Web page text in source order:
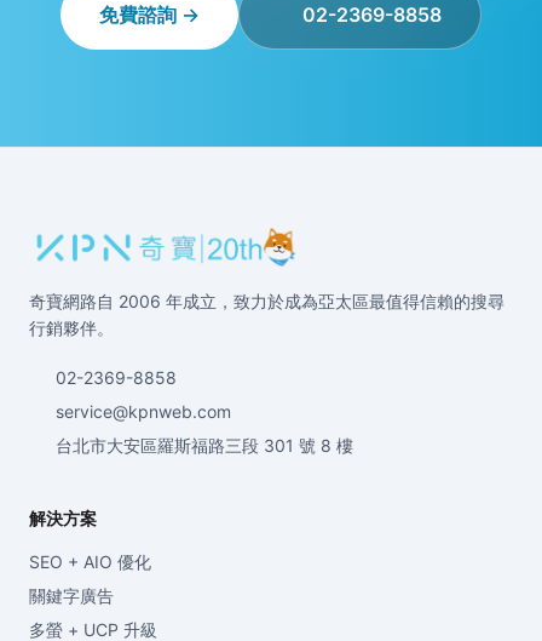
免費諮詢 → 02-2369-8858
奇寶網路自 2006 年成立，致力於成為亞太區最值得信賴的搜尋
行銷夥伴。
02-2369-8858
service@kpnweb.com
台北市大安區羅斯福路三段 301 號 8 樓
解決方案
SEO + AIO 優化
關鍵字廣告
多螢 + UCP 升級